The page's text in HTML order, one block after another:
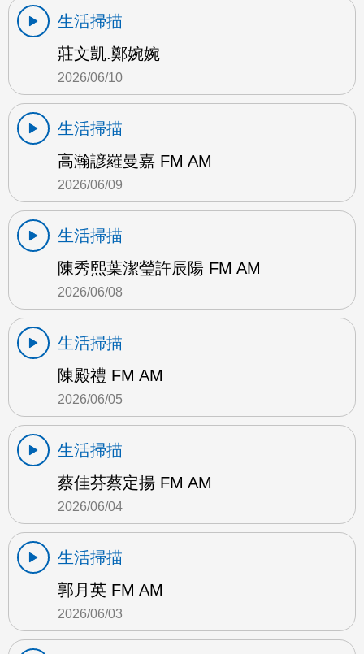
生活掃描
莊文凱.鄭婉婉
2026/06/10
生活掃描
高瀚諺羅曼嘉 FM AM
2026/06/09
生活掃描
陳秀熙葉潔瑩許辰陽 FM AM
2026/06/08
生活掃描
陳殿禮 FM AM
2026/06/05
生活掃描
蔡佳芬蔡定揚 FM AM
2026/06/04
生活掃描
郭月英 FM AM
2026/06/03